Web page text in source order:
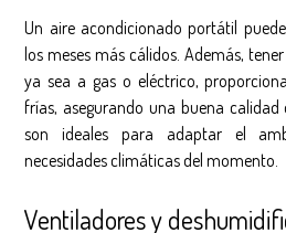
Un aire acondicionado portátil
los meses más cálidos. Además,
ya sea a gas o eléctrico,
frías, asegurando una buena calidad
son ideales para adaptar el
necesidades climáticas del momento.
Ventiladores y